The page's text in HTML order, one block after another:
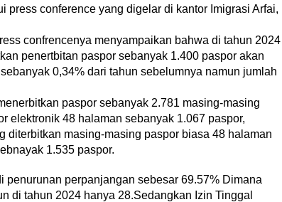
conference yang digelar di kantor Imigrasi Arfai,
confrencenya menyampaikan bahwa di tahun 2024
penertbitan paspor sebanyak 1.400 paspor akan
0,34% dari tahun sebelumnya namun jumlah
paspor sebanyak 2.781 masing-masing
elektronik 48 halaman sebanyak 1.067 paspor,
diterbitkan masing-masing paspor biasa 48 halaman
1.535 paspor.
perpanjangan sebesar 69.57% Dimana
di tahun 2024 hanya 28.Sedangkan Izin Tinggal